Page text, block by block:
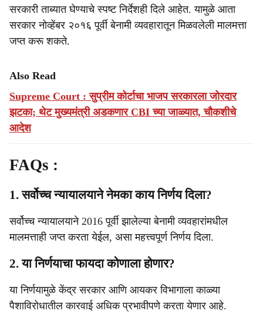
सरकारी ताब्यात घेण्याचे स्पष्ट निर्देशही दिले आहेत. यामुळे आता
सरकार नोव्हेंबर २०१६ पूर्वी बेनामी व्यवहारातून मिळवलेली मालमत्ता
जप्त करू शकते.
Also Read
Supreme Court : सुप्रीम कोर्टाचा भाजप सरकारला जोरदार
झटका; थेट मुख्यमंत्री अडकणार CBI च्या जाळ्यात, चौकशीचे
आदेश
FAQs :
1. सर्वोच्च न्यायालयाने नेमका काय निर्णय दिला?
सर्वोच्च न्यायालयाने 2016 पूर्वी झालेल्या बेनामी व्यवहारांमधील
मालमत्ताही जप्त करता येईल, असा महत्त्वपूर्ण निर्णय दिला.
2. या निर्णयाचा फायदा कोणाला होणार?
या निर्णयामुळे केंद्र सरकार आणि आयकर विभागाला काळ्या
पैशाविरोधातील कारवाई अधिक प्रभावीपणे करता येणार आहे.